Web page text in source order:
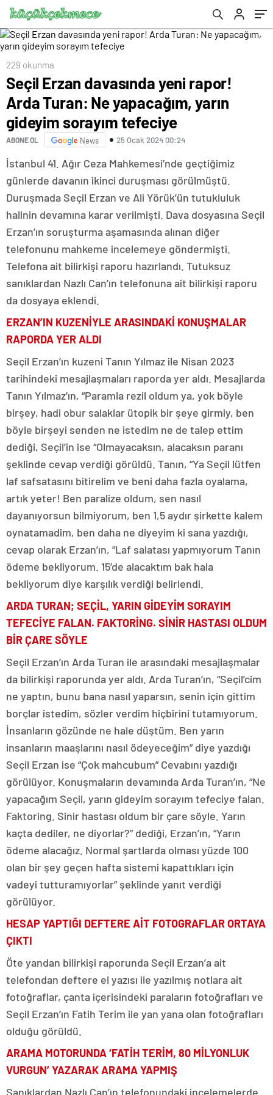
tefeciye
229 okunma
Seçil Erzan davasında yeni rapor!
Arda Turan: Ne yapacağım, yarın
gideyim sorayım tefeciye
ABONE OL News 25 Ocak 2024 00:24
İstanbul 41. Ağır Ceza Mahkemesi’nde geçtiğimiz
günlerde davanın ikinci duruşması görülmüştü.
Duruşmada Seçil Erzan ve Ali Yörük’ün tutukluluk
halinin devamına karar verilmişti. Dava dosyasına Seçil
Erzan’ın soruşturma aşamasında alınan diğer
telefonunu mahkeme incelemeye göndermişti.
Telefona ait bilirkişi raporu hazırlandı. Tutuksuz
sanıklardan Nazlı Can’ın telefonuna ait bilirkişi raporu
da dosyaya eklendi.
ERZAN’IN KUZENİYLE ARASINDAKİ KONUŞMALAR
RAPORDA YER ALDI
Seçil Erzan’ın kuzeni Tanın Yılmaz ile Nisan 2023
tarihindeki mesajlaşmaları raporda yer aldı. Mesajlarda
Tanın Yılmaz’ın, “Paramla rezil oldum ya, yok böyle
birşey, hadi obur salaklar ütopik bir şeye girmiy, ben
böyle birşeyi senden ne istedim ne de talep ettim
dediği, Seçil’in ise “Olmayacaksın, alacaksın paranı
şeklinde cevap verdiği görüldü. Tanın, “Ya Seçil lütfen
laf safsatasını bitirelim ve beni daha fazla oyalama,
artık yeter! Ben paralize oldum, sen nasıl
dayanıyorsun bilmiyorum, ben 1,5 aydır şirkette kalem
oynatamadim, ben daha ne diyeyim ki sana yazdığı,
cevap olarak Erzan’ın, “Laf salatası yapmıyorum Tanın
ödeme bekliyorum. 15’de alacaktım bak hala
bekliyorum diye karşılık verdiği belirlendi.
ARDA TURAN; SEÇİL, YARIN GİDEYİM SORAYIM
TEFECİYE FALAN. FAKTORİNG. SİNİR HASTASI OLDUM
BİR ÇARE SÖYLE
Seçil Erzan’ın Arda Turan ile arasındaki mesajlaşmalar
da bilirkişi raporunda yer aldı. Arda Turan’ın, “Seçil’cim
ne yaptın, bunu bana nasıl yaparsın, senin için gittim
borçlar istedim, sözler verdim hiçbirini tutamıyorum.
İnsanların gözünde ne hale düştüm. Ben yarın
insanların maaşlarını nasıl ödeyeceğim” diye yazdığı
Seçil Erzan ise “Çok mahcubum” Cevabını yazdığı
görülüyor. Konuşmaların devamında Arda Turan’ın, “Ne
yapacağım Seçil, yarın gideyim sorayım tefeciye falan.
Faktoring. Sinir hastası oldum bir çare söyle. Yarın
kaçta dediler, ne diyorlar?” dediği, Erzan’ın, “Yarın
ödeme alacağız. Normal şartlarda olması yüzde 100
olan bir şey geçen hafta sistemi kapattıkları için
vadeyi tutturamıyorlar” şeklinde yanıt verdiği
görülüyor.
HESAP YAPTIĞI DEFTERE AİT FOTOGRAFLAR ORTAYA
ÇIKTI
Öte yandan bilirkişi raporunda Seçil Erzan’a ait
telefondan deftere el yazısı ile yazılmış notlara ait
fotoğraflar, çanta içerisindeki paraların fotoğrafları ve
Seçil Erzan’ın Fatih Terim ile yan yana olan fotoğrafları
olduğu görüldü.
ARAMA MOTORUNDA ‘FATİH TERİM, 80 MİLYONLUK
VURGUN’ YAZARAK ARAMA YAPMIŞ
Sanıklardan Nazlı Can’ın telefonundaki incelemelerde